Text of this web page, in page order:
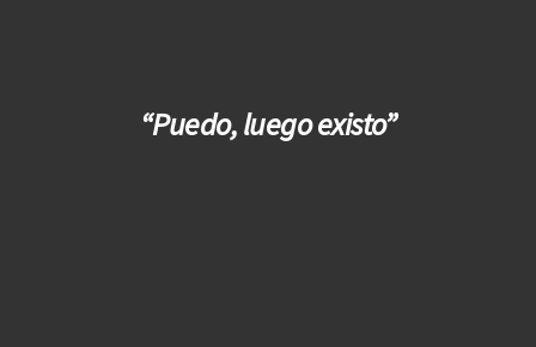
“Puedo, luego existo”